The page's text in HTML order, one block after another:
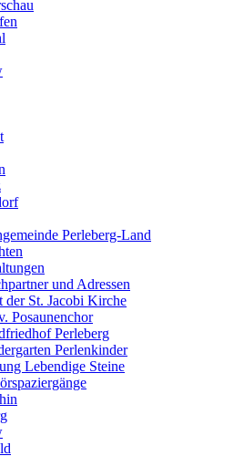
Perleberg-Land
und Adressen
der St. Jacobi Kirche
Posaunenchor
Perleberg
Perlenkinder
Lebendige Steine